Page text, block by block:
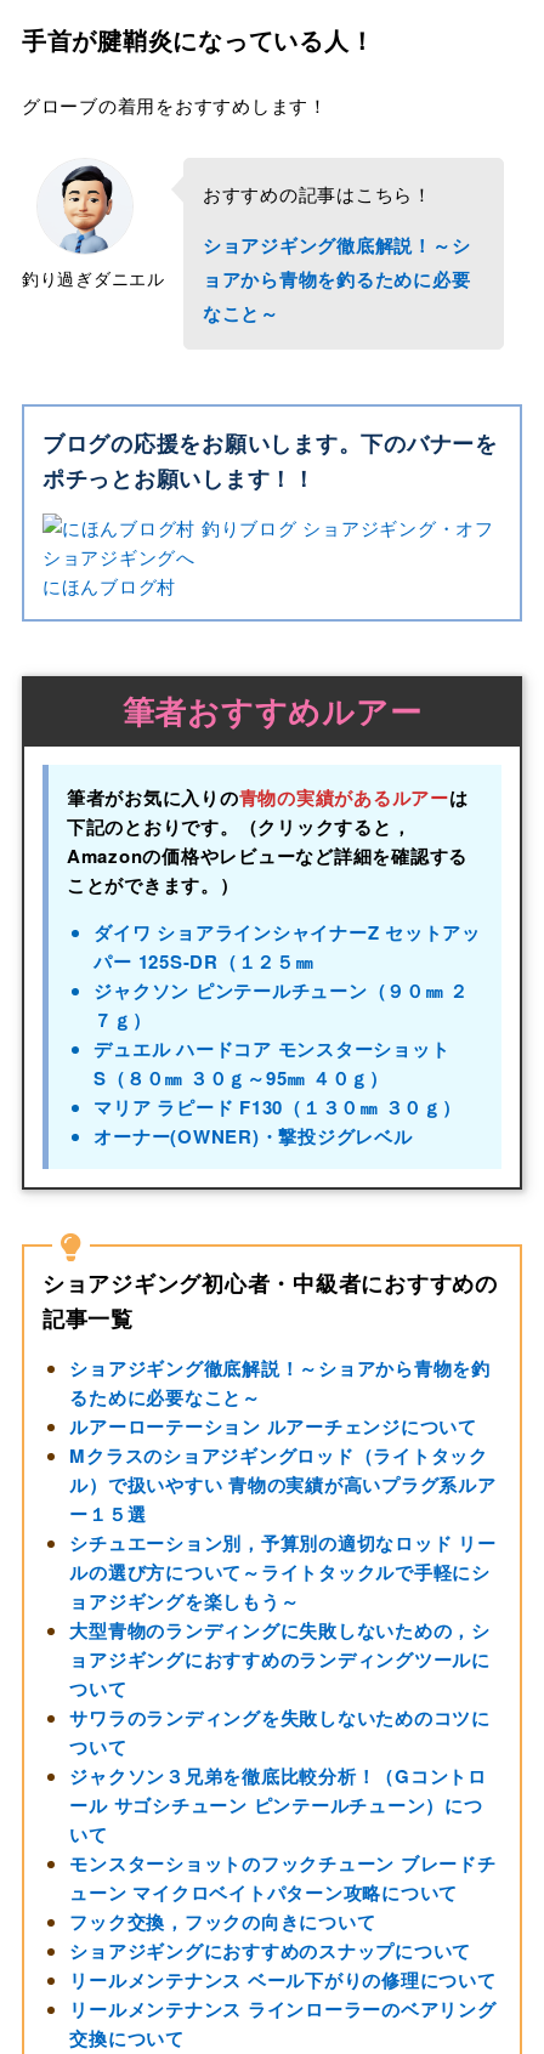
手首が腱鞘炎になっている人！
グローブの着用をおすすめします！
釣り過ぎダニエル
おすすめの記事はこちら！
ショアジギング徹底解説！～シ
ョアから青物を釣るために必要
なこと～
ブログの応援をお願いします。下のバナーを
ポチっとお願いします！！
にほんブログ村
筆者おすすめルアー
筆者がお気に入りの青物の実績があるルアーは
下記のとおりです。（クリックすると，
Amazonの価格やレビューなど詳細を確認する
ことができます。）
ダイワ ショアラインシャイナーZ セットアッ
パー 125S-DR（１２５㎜
ジャクソン ピンテールチューン（９０㎜ ２
７ｇ）
デュエル ハードコア モンスターショット
S（８０㎜ ３０ｇ～95㎜ ４０ｇ）
マリア ラピード F130（１３０㎜ ３０ｇ）
オーナー(OWNER)・撃投ジグレベル
ショアジギング初心者・中級者におすすめの
記事一覧
ショアジギング徹底解説！～ショアから青物を釣
るために必要なこと～
ルアーローテーション ルアーチェンジについて
Mクラスのショアジギングロッド（ライトタック
ル）で扱いやすい 青物の実績が高いプラグ系ルア
ー１５選
シチュエーション別，予算別の適切なロッド リー
ルの選び方について～ライトタックルで手軽にシ
ョアジギングを楽しもう～
大型青物のランディングに失敗しないための，シ
ョアジギングにおすすめのランディングツールに
ついて
サワラのランディングを失敗しないためのコツに
ついて
ジャクソン３兄弟を徹底比較分析！（Gコントロ
ール サゴシチューン ピンテールチューン）につ
いて
モンスターショットのフックチューン ブレードチ
ューン マイクロベイトパターン攻略について
フック交換，フックの向きについて
ショアジギングにおすすめのスナップについて
リールメンテナンス ベール下がりの修理について
リールメンテナンス ラインローラーのベアリング
交換について